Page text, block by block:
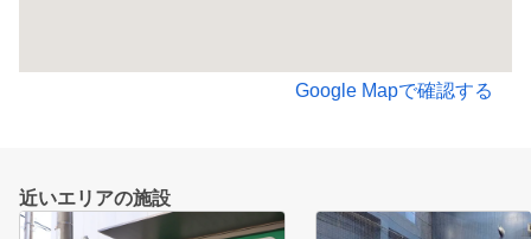
Google Mapで確認する
近いエリアの施設